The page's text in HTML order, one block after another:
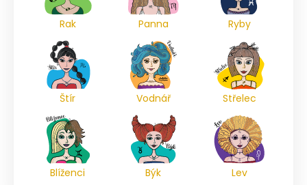
Rak Panna Ryby
Štír Vodnář Střelec
Blíženci Býk Lev